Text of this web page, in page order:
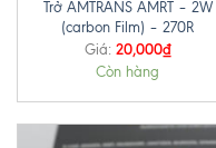
Trở AMTRANS AMRT – 2W
(carbon Film) – 270R
Giá: 20,000₫
Còn hàng